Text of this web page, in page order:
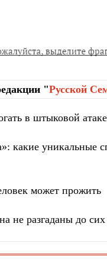
"Русской
в штыковой атаке
какие уникальные
может прожить
не разгаданы до